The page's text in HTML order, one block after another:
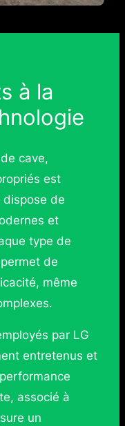
à la
cave,
est
dispose de
et
type de
de
même
par LG
entretenus et
associé à
un